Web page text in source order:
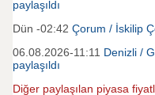
paylaşıldı
Dün -02:42 Çorum / İskilip
06.08.2026-11:11 Denizli /
paylaşıldı
Diğer paylaşılan piyasa